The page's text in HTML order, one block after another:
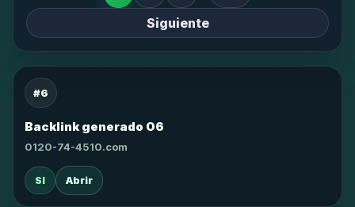
Siguiente
#6
Backlink generado 06
0120-74-4510.com
SI Abrir